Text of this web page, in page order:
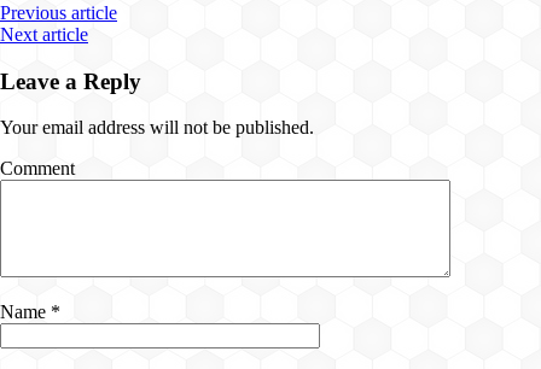
Previous article
Next article
Leave a Reply
Your email address will not be published.
Comment
Name *